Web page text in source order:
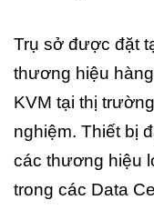
Trụ sở được đặt
thương hiệu
KVM tại thị
nghiệm. Thiết bị
các thương hiệu
trong các Data